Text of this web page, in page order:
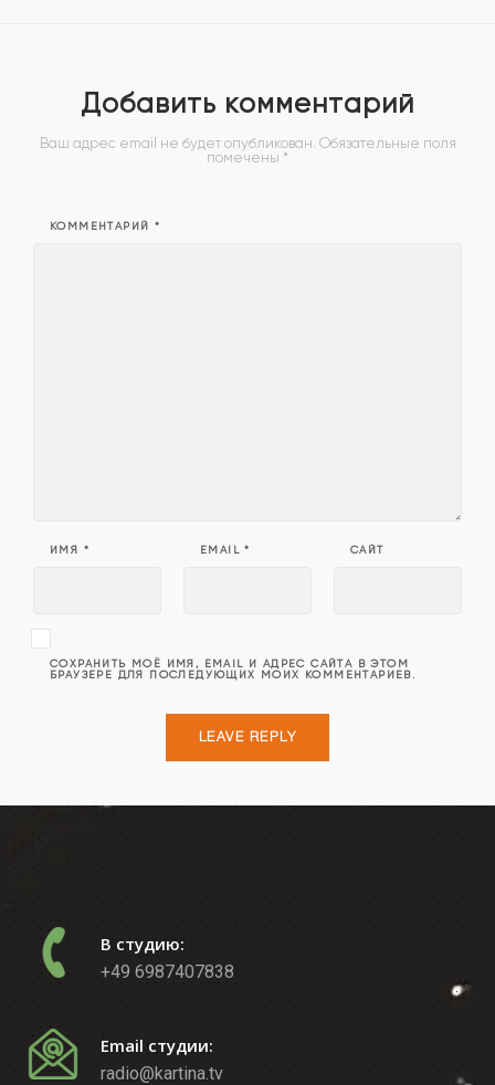
Добавить комментарий
Ваш адрес email не будет опубликован. Обязательные поля
помечены *
КОММЕНТАРИЙ *
ИМЯ * EMAIL* САЙТ
СОХРАНИТЬ МОЁ ИМЯ, EMAIL И АДРЕС САЙТА В ЭТОМ
БРАУЗЕРЕ ДЛЯ ПОСЛЕДУЮЩИХ МОИХ КОММЕНТАРИЕВ.
В студию:
+49 6987407838
Email студии:
radio@kartina.tv